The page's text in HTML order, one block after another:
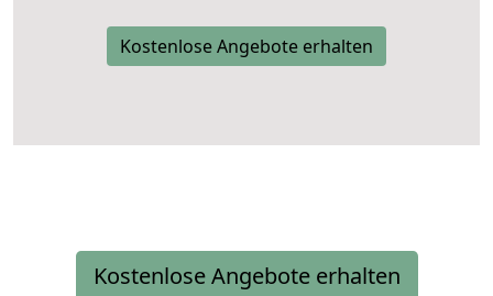
Kostenlose Angebote erhalten
Kostenlose Angebote erhalten